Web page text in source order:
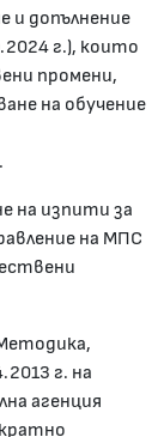
и допълнение
г.), които
промени,
на обучение
на изпити за
на МПС
г. на
агенция